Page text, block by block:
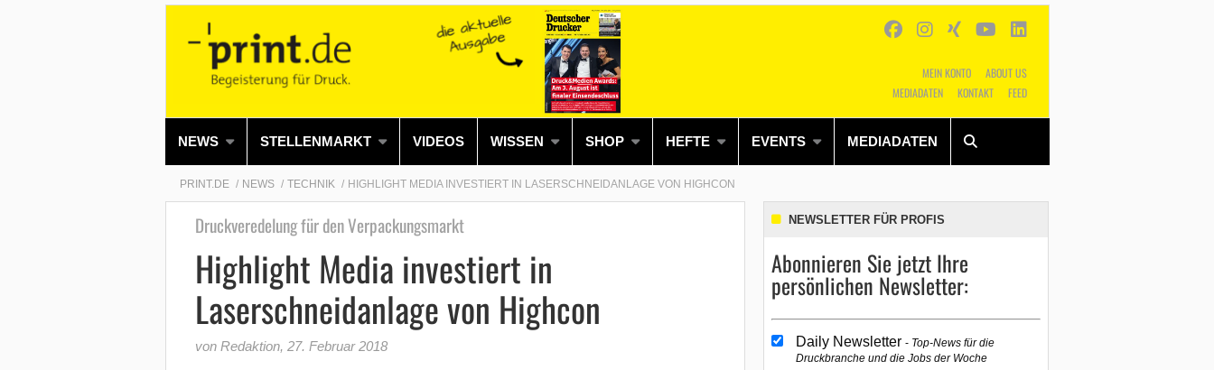
MEIN KONTO
ABOUT US
MEDIADATEN
KONTAKT FEED
NEWS STELLENMARKT VIDEOS WISSEN SHOP HEFTE EVENTS MEDIADATEN
Alles Shop SUCHEN
PRINT.DE NEWS TECHNIK HIGHLIGHT MEDIA INVESTIERT IN LASERSCHNEIDANLAGE VON HIGHCON
Druckveredelung für den Verpackungsmarkt
Highlight Media investiert in
Laserschneidanlage von Highcon
von Redaktion, 27. Februar 2018
NEWSLETTER FÜR PROFIS
Abonnieren Sie jetzt Ihre
persönlichen Newsletter:
Daily Newsletter Top-News für die
Druckbranche und die Jobs der Woche